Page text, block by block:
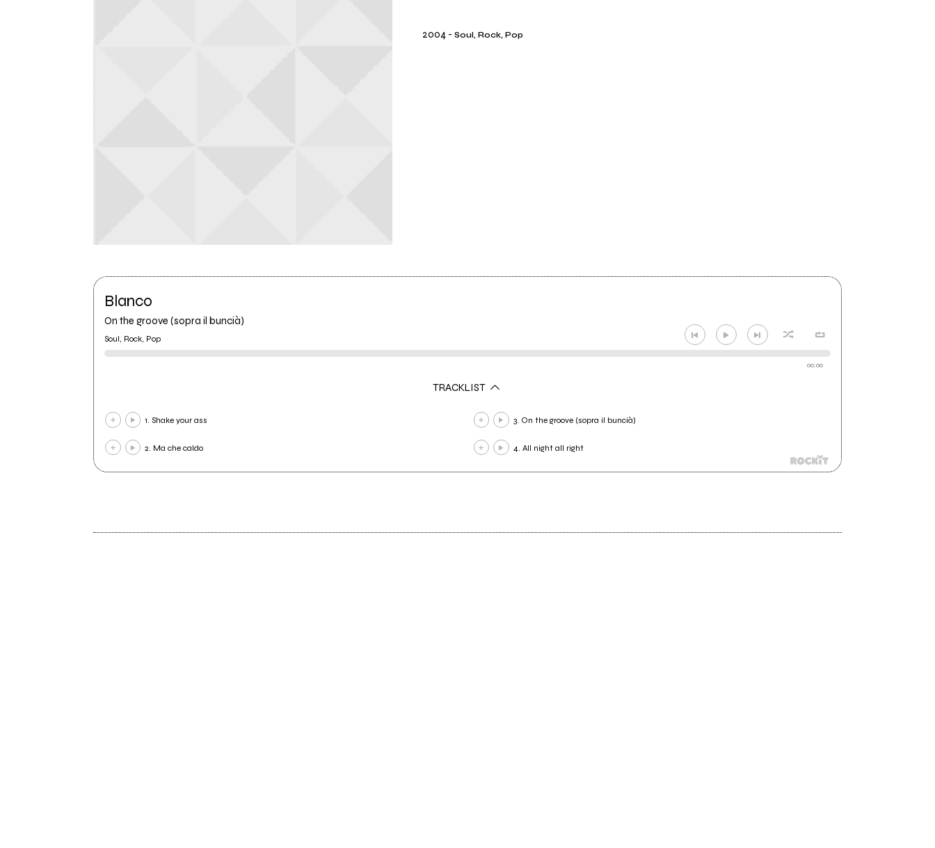
2004 -Soul, Rock, Pop
Blanco
On the groove (sopra il buncià)
Soul, Rock, Pop
00:00
TRACKLIST
1. Shake your ass
2. Ma che caldo
3. On the groove (sopra il buncià)
4. All night all right